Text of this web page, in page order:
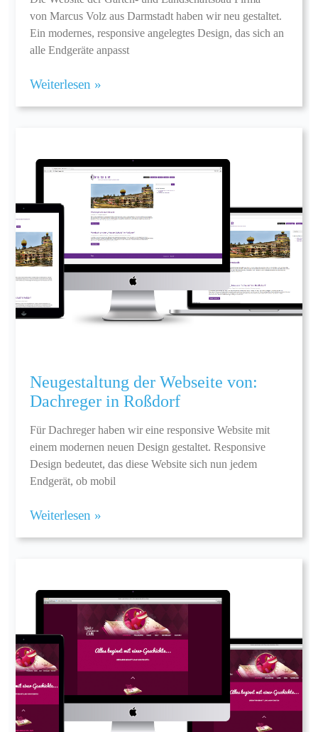
von Marcus Volz aus Darmstadt haben wir neu gestaltet.
Ein modernes, responsive angelegtes Design, das sich an
alle Endgeräte anpasst
Weiterlesen »
Neugestaltung der Webseite von:
Dachreger in Roßdorf
Für Dachreger haben wir eine responsive Website mit
einem modernen neuen Design gestaltet. Responsive
Design bedeutet, das diese Website sich nun jedem
Endgerät, ob mobil
Weiterlesen »